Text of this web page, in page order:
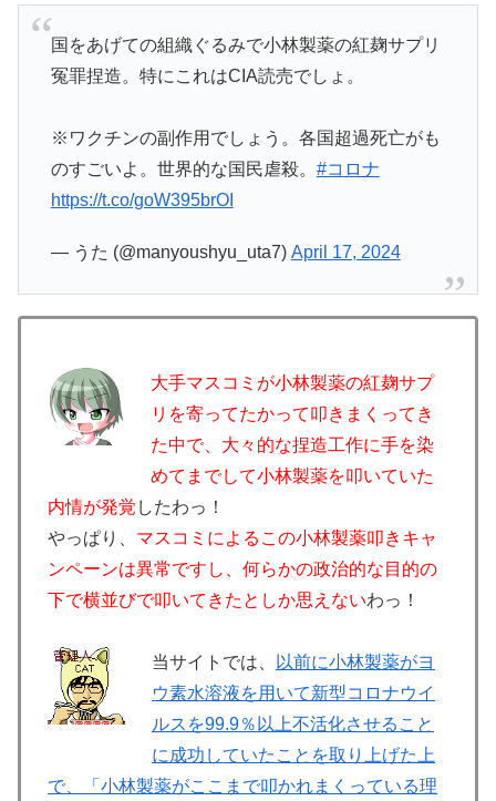
国をあげての組織ぐるみで小林製薬の紅麹サプリ
冤罪捏造。特にこれはCIA読売でしょ。
※ワクチンの副作用でしょう。各国超過死亡がも
のすごいよ。世界的な国民虐殺。 #コロナ
https://t.co/goW395brOI
— うた (@manyoushyu_uta7) April 17, 2024
大手マスコミが小林製薬の紅麹サプ
リを寄ってたかって叩きまくってき
た中で、大々的な捏造工作に手を染
めてまでして小林製薬を叩いていた
内情が発覚 したわっ！
やっぱり、 マスコミによるこの小林製薬叩きキャ
ンペーンは異常ですし、何らかの政治的な目的の
下で横並びで叩いてきたとしか思えないわっ！
当サイトでは、
以前に小林製薬がヨ
ウ素水溶液を用いて新型コロナウイ
ルスを99.9％以上不活化させること
に成功していたことを取り上げた上
で、「小林製薬がここまで叩かれまくっている理